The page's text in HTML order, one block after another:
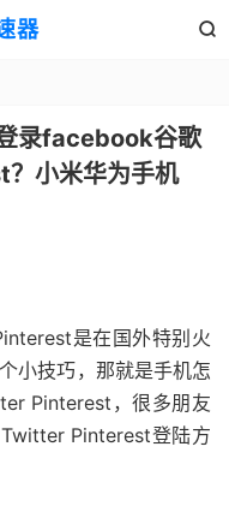
器 
录facebook谷歌
小米华为手机
是在国外特别火
小技巧，那就是手机怎
Pinterest，很多朋友
Pinterest登陆方